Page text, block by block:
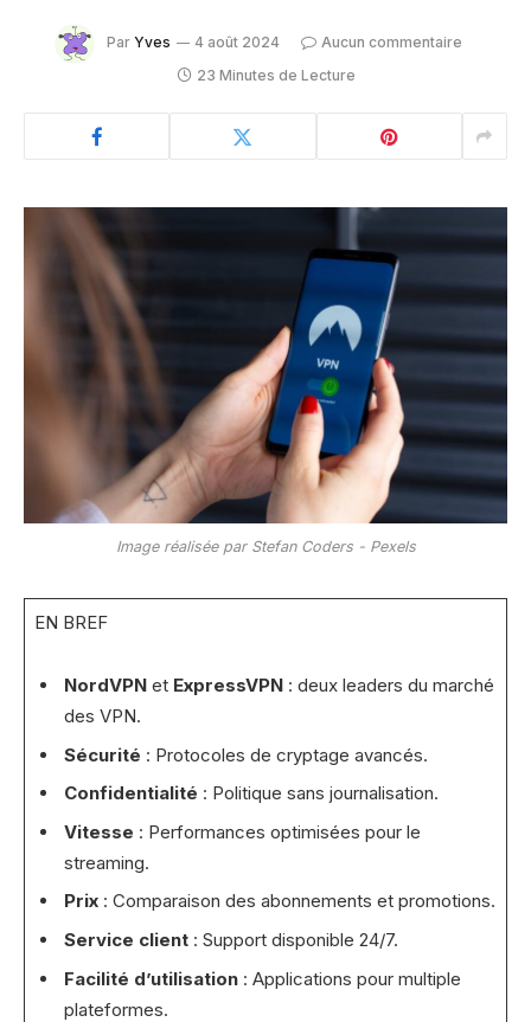
Par Yves 4 août 2024
Aucun commentaire
23 Minutes de Lecture
Image réalisée par Stefan Coders - Pexels
EN BREF
NordVPNet ExpressVPN: deux leaders du marché
des VPN.
Sécurité : Protocoles de cryptage avancés.
Confidentialité : Politique sans journalisation.
Vitesse : Performances optimisées pour le
streaming.
Prix: Comparaison des abonnements et promotions.
Service client: Support disponible 24/7.
Facilité d’utilisation: Applications pour multiple
plateformes.